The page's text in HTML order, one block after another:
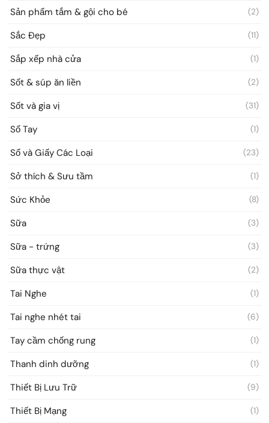
Sản phẩm tắm & gội cho bé (2)
Sắc Đẹp (11)
Sắp xếp nhà cửa (1)
Sốt & súp ăn liền (2)
Sốt và gia vị (31)
Sổ Tay (1)
Sổ và Giấy Các Loại (23)
Sở thích & Sưu tầm (1)
Sức Khỏe (8)
Sữa (3)
Sữa - trứng (3)
Sữa thực vật (2)
Tai Nghe (1)
Tai nghe nhét tai (6)
Tay cầm chống rung (1)
Thanh dinh dưỡng (1)
Thiết Bị Lưu Trữ (9)
Thiết Bị Mạng (1)